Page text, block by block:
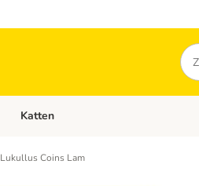
Open categoriemenu: Honden
Katten
Lukullus Coins Lam